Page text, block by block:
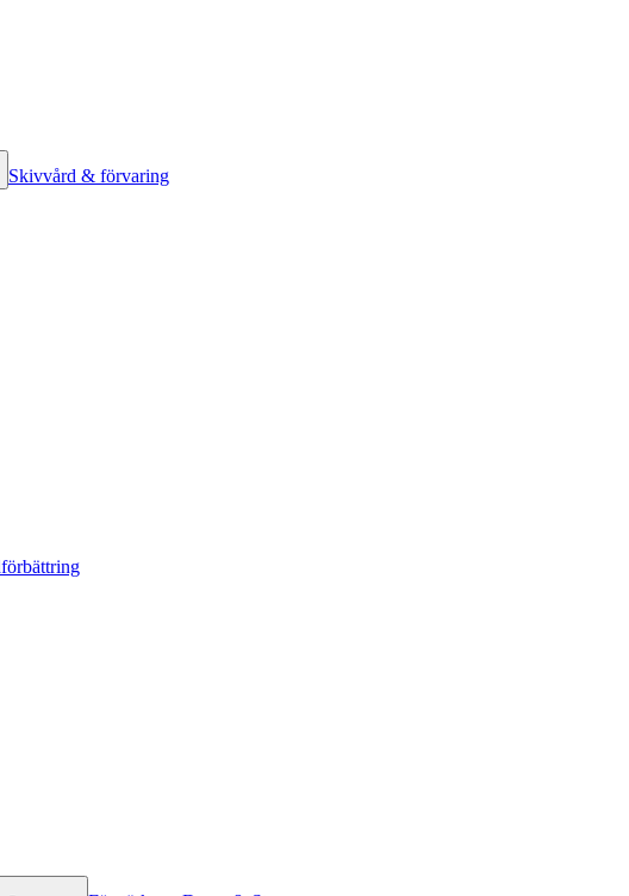
Skivvård & förvaring